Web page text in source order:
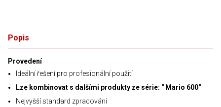
Popis
Provedení
Ideální řešení pro profesionální použití
Lze kombinovat s dalšími produkty ze série: " Mario 600"
Nejvyšší standard zpracování